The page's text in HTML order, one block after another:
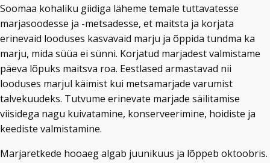
Soomaa kohaliku giidiga läheme temale tuttavatesse
marjasoodesse ja -metsadesse, et maitsta ja korjata
erinevaid looduses kasvavaid marju ja õppida tundma ka
marju, mida süüa ei sünni. Korjatud marjadest valmistame
päeva lõpuks maitsva roa. Eestlased armastavad nii
looduses marjul käimist kui metsamarjade varumist
talvekuudeks. Tutvume erinevate marjade säilitamise
viisidega nagu kuivatamine, konserveerimine, hoidiste ja
keediste valmistamine.
Marjaretkede hooaeg algab juunikuus ja lõppeb oktoobris.